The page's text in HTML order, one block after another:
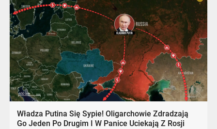
Władza Putina Się Sypie! Oligarchowie Zdradzają
Go Jeden Po Drugim I W Panice Uciekają Z Rosji